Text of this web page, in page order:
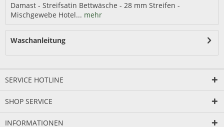
Damast - Streifsatin Bettwäsche - 28 mm Streifen -
Mischgewebe Hotel... mehr
Waschanleitung
SERVICE HOTLINE
SHOP SERVICE
INFORMATIONEN